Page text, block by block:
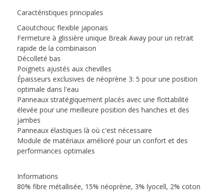
Caractéristiques principales
Caoutchouc flexible japonais
Fermeture à glissière unique Break Away pour un retrait
rapide de la combinaison
Décolleté bas
Poignets ajustés aux chevilles
Épaisseurs exclusives de néoprène 3: 5 pour une position
optimale dans l'eau
Panneaux stratégiquement placés avec une flottabilité
élevée pour une meilleure position des hanches et des
jambes
Panneaux élastiques là où c'est nécessaire
Module de matériaux amélioré pour un confort et des
performances optimales
Informations
80% fibre métallisée, 15% néoprène, 3% lyocell, 2% coton